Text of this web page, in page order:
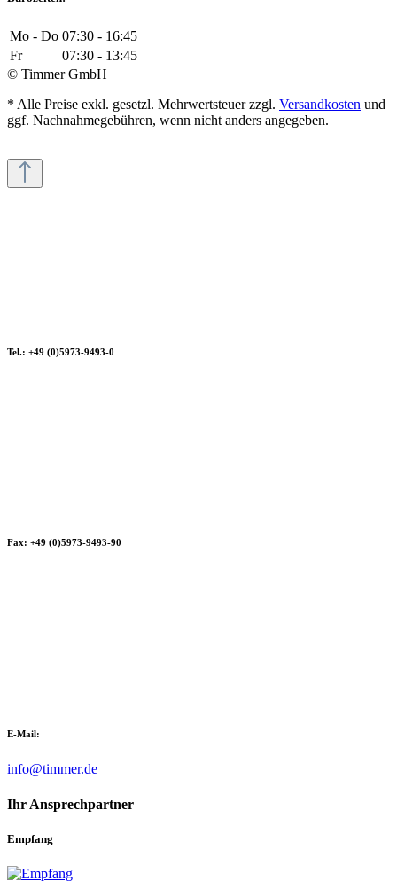
Mo - Do 07:30 - 16:45
Fr
07:30 - 13:45
© Timmer GmbH
* Alle Preise exkl. gesetzl. Mehrwertsteuer zzgl. Versandkosten und
ggf. Nachnahmegebühren, wenn nicht anders angegeben.
Tel.: +49 (0)5973-9493-0
Fax: +49 (0)5973-9493-90
E-Mail:
info@timmer.de
Ihr Ansprechpartner
Empfang